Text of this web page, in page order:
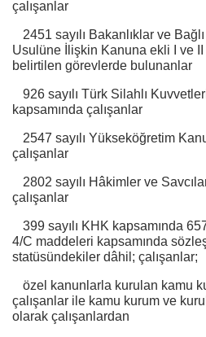
çalışanlar
2451 sayılı Bakanlıklar ve
Usulüne İlişkin Kanuna ekli I ve II
belirtilen görevlerde bulunanlar
926 sayılı Türk Silahlı
kapsamında çalışanlar
2547 sayılı Yükseköğretim
çalışanlar
2802 sayılı Hâkimler ve
çalışanlar
399 sayılı KHK kapsamında
4/C maddeleri kapsamında
statüsündekiler dâhil; çalışanlar;
özel kanunlarla kurulan kamu
çalışanlar ile kamu kurum ve
olarak çalışanlardan